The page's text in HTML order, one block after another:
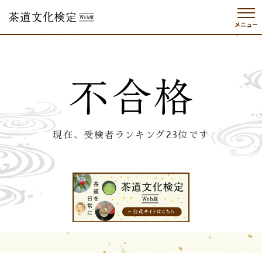
メニュー
現在、受検者ランキング23位です